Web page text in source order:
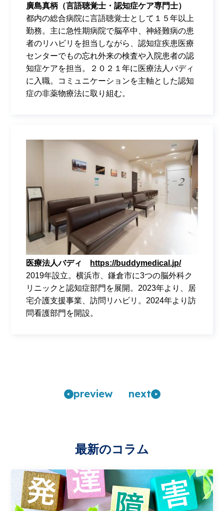
廣島真柄（言語聴覚士・認知症ケア専門士）
都内の総合病院に言語聴覚士として１５年以上
勤務。主に急性期病院で脳卒中、神経難病の患
者のリハビリを担当しながら、認知症疾患医療
センターでもの忘れ外来の検査や入院患者の認
知症ケアを担当。２０２１年に医療法人バディ
に入職。コミュニケーションを主軸とした認知
症の非薬物療法に取り組む。
医療法人バディ
https://buddymedical.jp/
2019年設立。横浜市、鎌倉市に3つの脳外科ク
リニックと認知症部門を展開。2023年より、居
宅介護支援事業、訪問リハビリ。2024年より訪
問看護部門を開設。
preview next
最新のコラム